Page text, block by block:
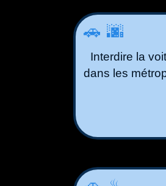
🚗🌆
Interdire la
dans les